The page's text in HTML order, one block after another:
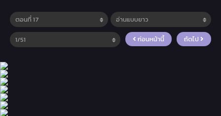
ก่อนหน้านี้ ถัดไป